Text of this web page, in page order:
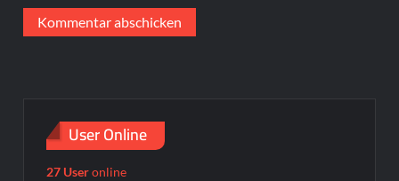
User Online
27 Useronline